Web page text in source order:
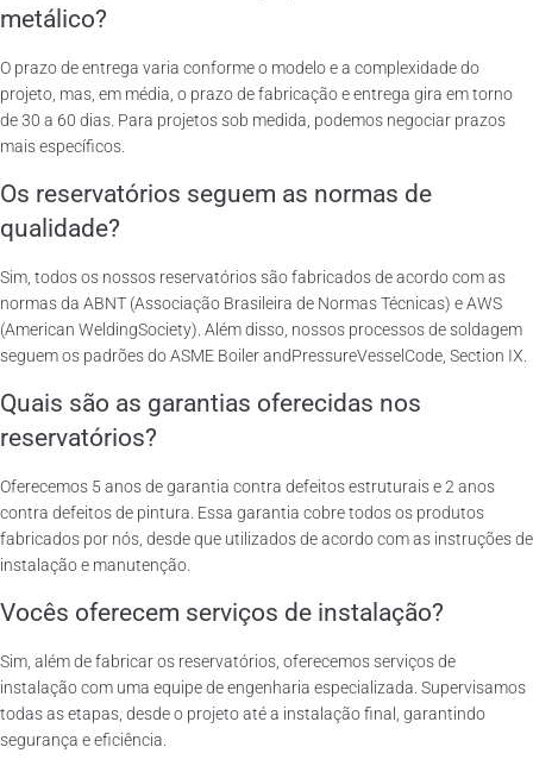
metálico?
O prazo de entrega varia conforme o modelo e a complexidade do
projeto, mas, em média, o prazo de fabricação e entrega gira em torno
de 30 a 60 dias. Para projetos sob medida, podemos negociar prazos
mais específicos.
Os reservatórios seguem as normas de
qualidade?
Sim, todos os nossos reservatórios são fabricados de acordo com as
normas da ABNT (Associação Brasileira de Normas Técnicas) e AWS
(American WeldingSociety). Além disso, nossos processos de soldagem
seguem os padrões do ASME Boiler andPressureVesselCode, Section IX.
Quais são as garantias oferecidas nos
reservatórios?
Oferecemos 5 anos de garantia contra defeitos estruturais e 2 anos
contra defeitos de pintura. Essa garantia cobre todos os produtos
fabricados por nós, desde que utilizados de acordo com as instruções de
instalação e manutenção.
Vocês oferecem serviços de instalação?
Sim, além de fabricar os reservatórios, oferecemos serviços de
instalação com uma equipe de engenharia especializada. Supervisamos
todas as etapas, desde o projeto até a instalação final, garantindo
segurança e eficiência.